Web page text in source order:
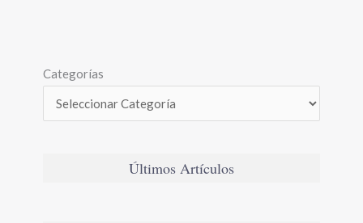
Categorías
Últimos Artículos